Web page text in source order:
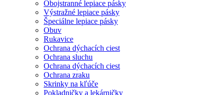
Obojstranné lepiace pásky
Výstražné lepiace pásky
Špeciálne lepiace pásky
Obuv
Rukavice
Ochrana dýchacích ciest
Ochrana sluchu
Ochrana dýchacích ciest
Ochrana zraku
Skrinky na kľúče
Pokladničky a lekárničky